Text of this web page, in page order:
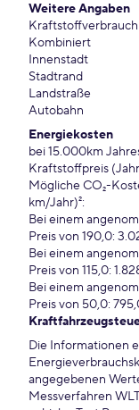
Weitere Angaben
Kraftstoffverbrauch
Kombiniert
Innenstadt
Stadtrand
Landstraße
Autobahn
Energiekosten
bei 15.000km
Kraftstoffpreis
Mögliche CO₂-
km/Jahr)²:
Bei einem
Preis von 190,0:
Bei einem
Preis von 115,0:
Bei einem
Preis von 50,0:
Die Informationen
angegebenen
Messverfahren